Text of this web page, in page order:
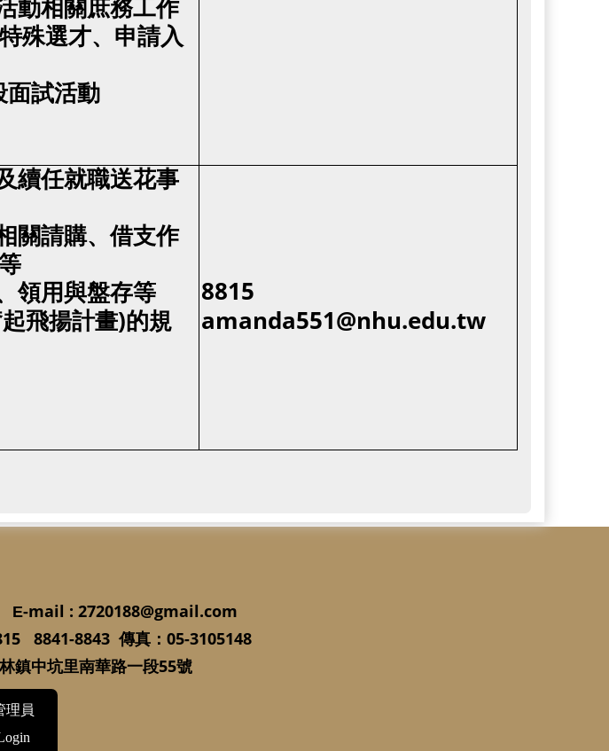
動相關庶務工作
殊選才、申請入
試活動
續任就職送花事
關請購、借支作
領用與盤存等
飛揚計畫)的規
8815
amanda551@nhu.edu.tw
E-mail : 2720188@gmail.com
8841-8843 傳真： 05-3105148
鎮中坑里南華路一段55號
理員